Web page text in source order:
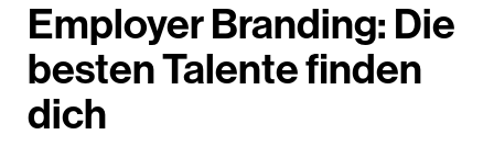
Employer Branding: Die
besten Talente finden
dich